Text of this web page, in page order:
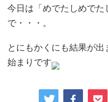
今日は「めでたしめでた
で・・・。
とにもかくにも結果が
始まりです